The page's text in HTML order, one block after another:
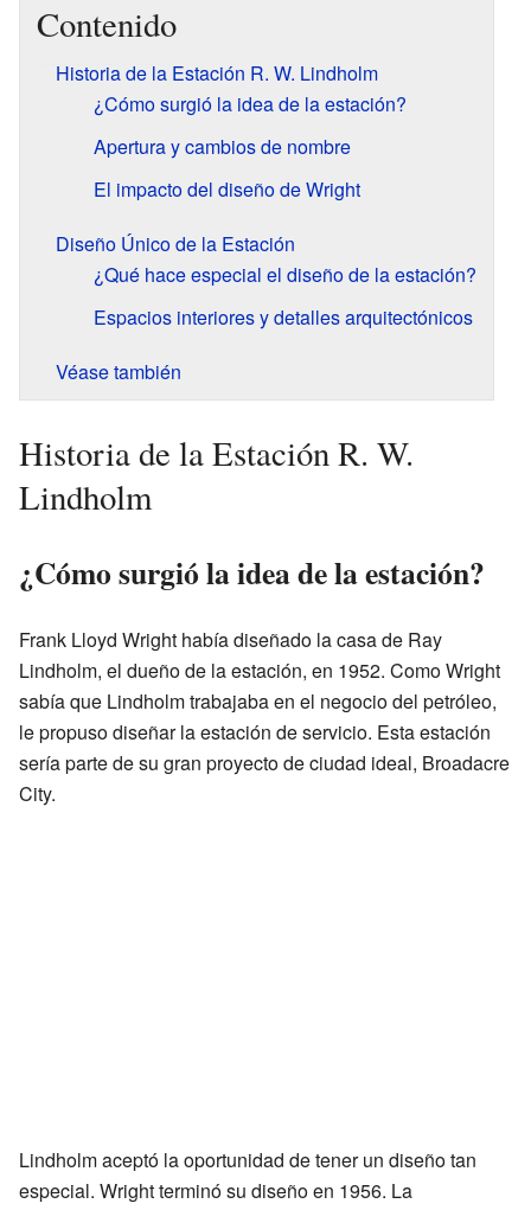
Contenido
Historia de la Estación R. W. Lindholm
¿Cómo surgió la idea de la estación?
Apertura y cambios de nombre
El impacto del diseño de Wright
Diseño Único de la Estación
¿Qué hace especial el diseño de la estación?
Espacios interiores y detalles arquitectónicos
Véase también
Historia de la Estación R. W.
Lindholm
¿Cómo surgió la idea de la estación?
Frank Lloyd Wright había diseñado la casa de Ray
Lindholm, el dueño de la estación, en 1952. Como Wright
sabía que Lindholm trabajaba en el negocio del petróleo,
le propuso diseñar la estación de servicio. Esta estación
sería parte de su gran proyecto de ciudad ideal, Broadacre
City.
Lindholm aceptó la oportunidad de tener un diseño tan
especial. Wright terminó su diseño en 1956. La